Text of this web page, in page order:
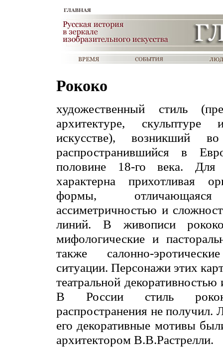
Рококо
художественный стиль
архитектуре, скульптуре
искусстве), возникший
распространившийся в
половине 18-го века. Для
характерна прихотливая
формы,
ассиметричностью и
линий. В живописи
мифологические и
также салонно-
ситуации. Персонажи этих
театральной
В России стиль
распространения не получил.
его декоративные мотивы
архитектором В.В.Растрелли.